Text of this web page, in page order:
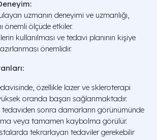
uzmanın deneyimi ve uzmanlığı,
önemli ölçüde etkiler.
kullanılması ve tedavi planının kişiye
önemlidir.
özellikle lazer ve skleroterapi
oranda başarı sağlanmaktadır.
sonra damarların görünümünde
veya tamamen kaybolma görülür.
tekrarlayan tedaviler gerekebilir